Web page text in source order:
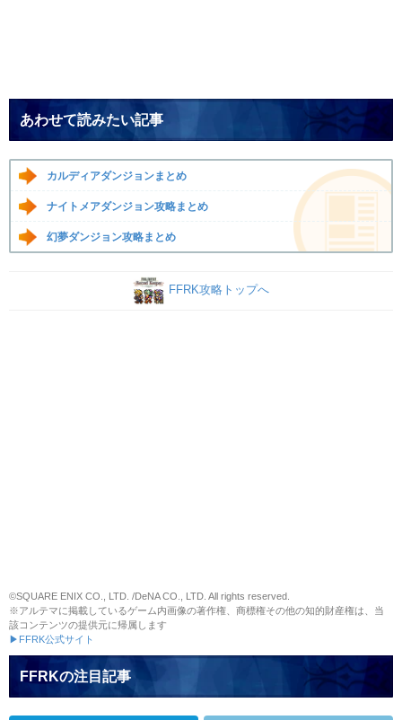
あわせて読みたい記事
カルディアダンジョンまとめ
ナイトメアダンジョン攻略まとめ
幻夢ダンジョン攻略まとめ
FFRK攻略トップへ
©SQUARE ENIX CO., LTD. /DeNA CO., LTD. All rights reserved.
※アルテマに掲載しているゲーム内画像の著作権、商標権その他の知的財産権は、当
該コンテンツの提供元に帰属します
▶FFRK公式サイト
FFRKの注目記事